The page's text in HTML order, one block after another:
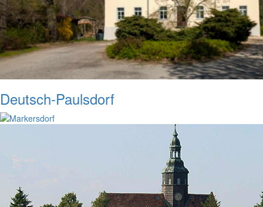
Deutsch-Paulsdorf